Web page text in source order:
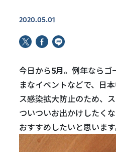
2020.05.01
今日から5月。例年ならゴ
まなイベントなどで、日
ス感染拡大防止のため、
ついついお出かけしたくな
おすすめしたいと思います